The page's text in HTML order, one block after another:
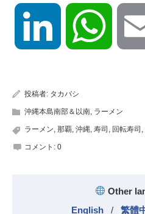
LinkedIn
投稿者: タカバシ
沖縄本島南部＆以南 ラーメン
ラーメン 那覇 沖縄 寿司 回転寿司
コメント: 0
Other
English
/ 繁體